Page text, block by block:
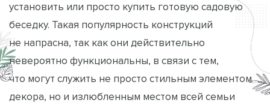
установить или просто купить готовую садовую
беседку. Такая популярность конструкций
не напрасна, так как они действительно
невероятно функциональны, в связи с тем,
что могут служить не просто стильным элементом
декора, но и излюбленным местом всей семьи